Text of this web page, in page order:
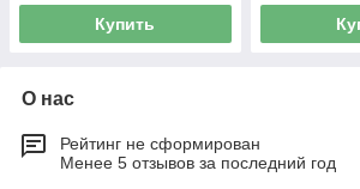
Купить
О нас
Рейтинг не сформирован
Менее 5 отзывов за последний год